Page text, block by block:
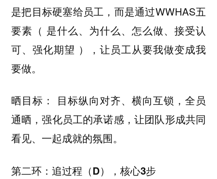
是把目标硬塞给员工，而是通过WWHAS五
要素（ 是什么、为什么、怎么做、接受认
可、强化期望 ），让员工从要我做变成我
要做。
晒目标： 目标纵向对齐、横向互锁，全员
通晒，强化员工的承诺感，让团队形成共同
看见、一起成就的氛围。
第二环：追过程（D），核心3步